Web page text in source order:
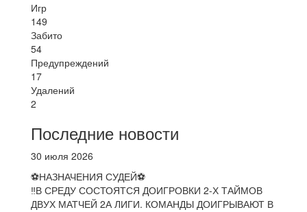
Игр
149
Забито
54
Предупреждений
17
Удалений
2
Последние новости
30 июля 2026
⚽НАЗНАЧЕНИЯ СУДЕЙ⚽
‼В СРЕДУ СОСТОЯТСЯ ДОИГРОВКИ 2-Х ТАЙМОВ
ДВУХ МАТЧЕЙ 2А ЛИГИ. КОМАНДЫ ДОИГРЫВАЮТ В